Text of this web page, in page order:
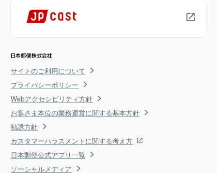
サイトのご利用について
プライバシーポリシー
Webアクセシビリティ方針
お客さま本位の業務運営に関する基本方針
勧誘方針
カスタマーハラスメントに関する考え方
日本郵便公式アプリ一覧
ソーシャルメディア